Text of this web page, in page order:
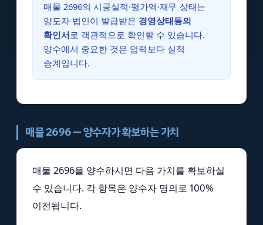
매물 2696의 시공실적·평가액·재무 상태는
양도자 법인이 발급받은 경영상태등의
확인서로 객관적으로 확인할 수 있습니다.
양수에서 중요한 것은 업력보다 실적
승계입니다.
매물 2696 — 양수자가 확보하는 가치
매물 2696을 양수하시면 다음 가치를 확보하실
수 있습니다. 각 항목은 양수자 명의로 100%
이전됩니다.